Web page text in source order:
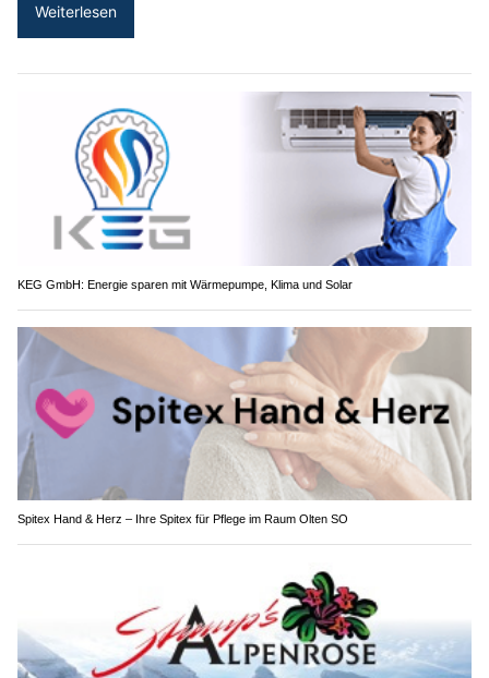
Weiterlesen
KEG GmbH: Energie sparen mit Wärmepumpe, Klima und Solar
Spitex Hand & Herz – Ihre Spitex für Pflege im Raum Olten SO